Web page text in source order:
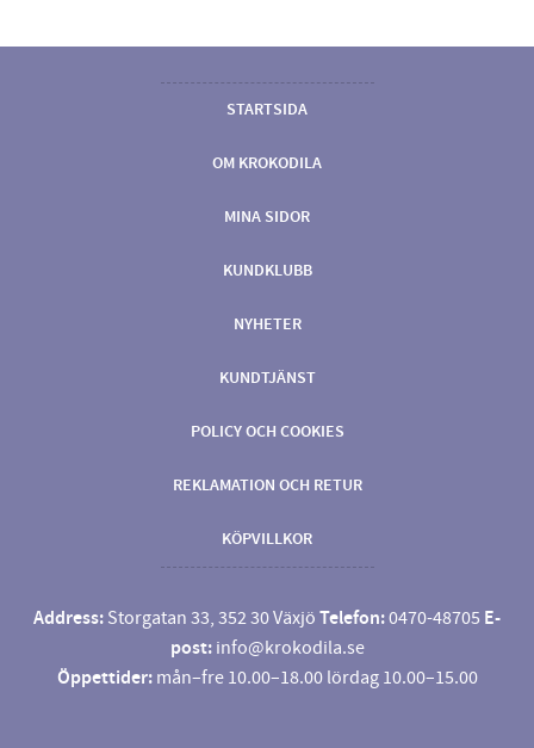
STARTSIDA
OM KROKODILA
MINA SIDOR
KUNDKLUBB
NYHETER
KUNDTJÄNST
POLICY OCH COOKIES
REKLAMATION OCH RETUR
KÖPVILLKOR
Address: Storgatan 33, 352 30 Växjö Telefon:0470-48705 E-
post: info@krokodila.se
Öppettider:mån–fre 10.00–18.00 lördag 10.00–15.00